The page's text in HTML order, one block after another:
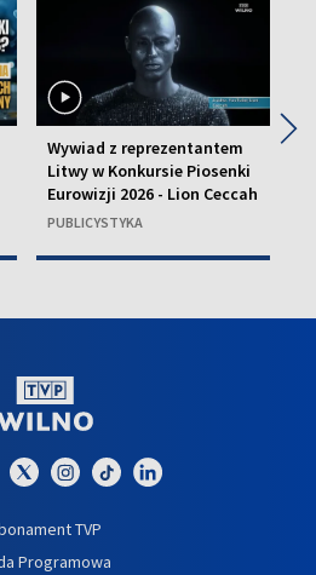
Wywiad z reprezentantem
Litwy w Konkursie Piosenki
Eurowizji 2026 - Lion Ceccah
PUBLICYSTYKA
▶
TVP
Programowa